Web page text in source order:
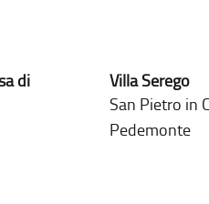
di
Villa Serego
San Pietro in
Pedemonte